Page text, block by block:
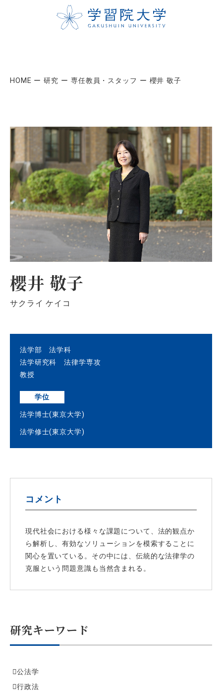
HOME 研究 専任教員・スタッフ 櫻井 敬子
櫻井 敬子
サクライ ケイコ
法学部 法学科
法学研究科 法律学専攻
教授
学位
法学博士(東京大学)
法学修士(東京大学)
コメント
現代社会における様々な課題について、法的観点か
ら解析し、有効なソリューションを模索することに
関心を置いている。その中には、伝統的な法律学の
克服という問題意識も当然含まれる。
研究キーワード
公法学
行政法